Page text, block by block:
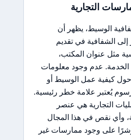
التجارية
الوسيط، يظهر أن
الشفافية في تقديم
مثل عنوان المكتب،
عدم وجود معلومات
كيفية عمل الوسيط أو
يُعتبر علامة خطر رئيسية.
التجارية هي عنصر
وأي نقص في هذا المجال
على وجود ممارسات غير